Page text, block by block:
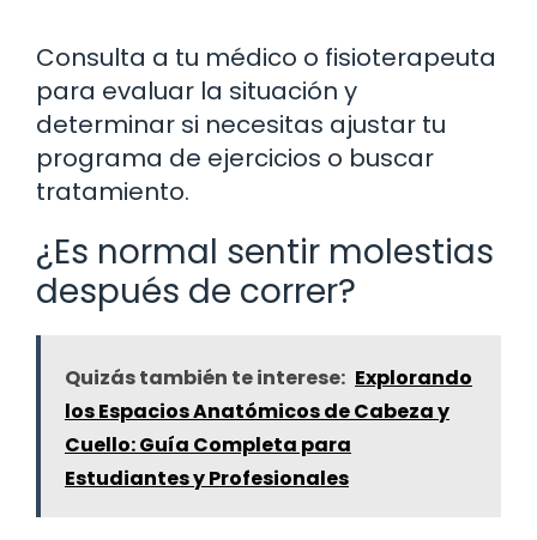
Consulta a tu médico o fisioterapeuta
para evaluar la situación y
determinar si necesitas ajustar tu
programa de ejercicios o buscar
tratamiento.
¿Es normal sentir molestias
después de correr?
Quizás también te interese: Explorando
los Espacios Anatómicos de Cabeza y
Cuello: Guía Completa para
Estudiantes y Profesionales